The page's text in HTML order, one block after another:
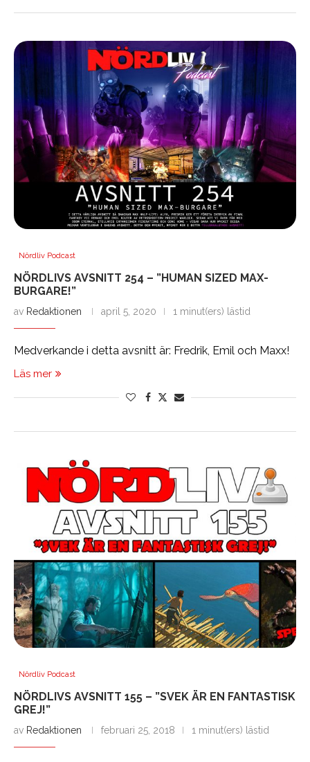
Nördliv Podcast
NÖRDLIVS AVSNITT 254 – ”HUMAN SIZED MAX-
BURGARE!”
av Redaktionen april 5, 2020 1 minut(ers) lästid
Medverkande i detta avsnitt är: Fredrik, Emil och Maxx!
Läs mer
Nördliv Podcast
NÖRDLIVS AVSNITT 155 – ”SVEK ÄR EN FANTASTISK
GREJ!”
av Redaktionen februari 25, 2018 1 minut(ers) lästid